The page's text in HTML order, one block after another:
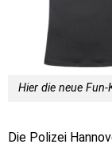
Hier die neue Fun-
Die Polizei